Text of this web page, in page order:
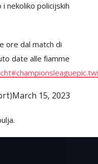
nekoliko policijskih
ore dal match di
date alle fiamme
#championsleague
March 15, 2023